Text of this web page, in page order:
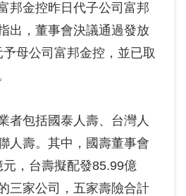
邦金控昨日代子公司富邦
出，董事會決議通過發放
母公司富邦金控，並已取
者包括國泰人壽、台灣人
人壽。其中，國壽董事會
，台壽擬配發85.99億
三家公司，五家壽險合計